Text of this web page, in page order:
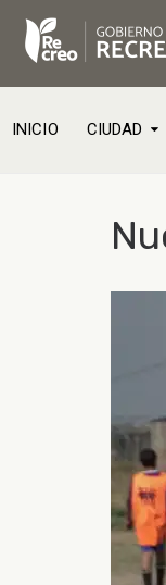
INICIO CIUDAD